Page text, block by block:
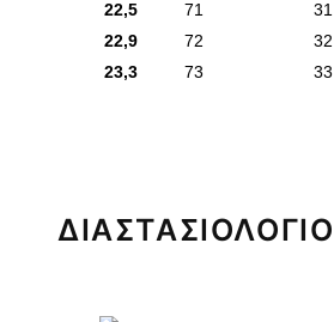
22,5
71
31
22,9
72
32
23,3
73 33
ΔΙΑΣΤΑΣΙΟΛΟΓΙΟ